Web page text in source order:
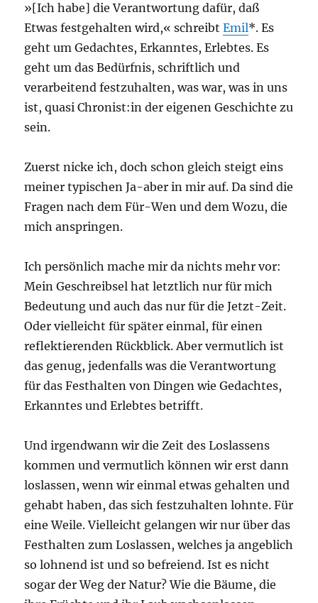
»[Ich habe] die Verantwortung dafür, daß
Etwas festgehalten wird,« schreibtEmil*. Es
geht um Gedachtes, Erkanntes, Erlebtes. Es
geht um das Bedürfnis, schriftlich und
verarbeitend festzuhalten, was war, was in uns
ist, quasi Chronist:in der eigenen Geschichte zu
sein.
Zuerst nicke ich, doch schon gleich steigt eins
meiner typischen Ja-aber in mir auf. Da sind die
Fragen nach dem Für-Wen und dem Wozu, die
mich anspringen.
Ich persönlich mache mir da nichts mehr vor:
Mein Geschreibsel hat letztlich nur für mich
Bedeutung und auch das nur für die Jetzt-Zeit.
Oder vielleicht für später einmal, für einen
reflektierenden Rückblick. Aber vermutlich ist
das genug, jedenfalls was die Verantwortung
für das Festhalten von Dingen wie Gedachtes,
Erkanntes und Erlebtes betrifft.
Und irgendwann wir die Zeit des Loslassens
kommen und vermutlich können wir erst dann
loslassen, wenn wir einmal etwas gehalten und
gehabt haben, das sich festzuhalten lohnte. Für
eine Weile. Vielleicht gelangen wir nur über das
Festhalten zum Loslassen, welches ja angeblich
so lohnend ist und so befreiend. Ist es nicht
sogar der Weg der Natur? Wie die Bäume, die